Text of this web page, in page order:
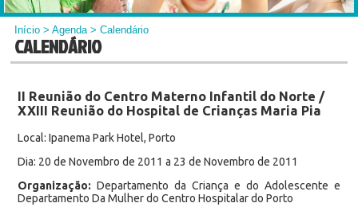
Início >Agenda> Calendário
CALENDÁRIO
II Reunião do Centro Materno Infantil do Norte /
XXIII Reunião do Hospital de Crianças Maria Pia
Local: Ipanema Park Hotel, Porto
Dia: 20 de Novembro de 2011 a 23 de Novembro de 2011
Organização: Departamento da Criança e do Adolescente e
Departamento Da Mulher do Centro Hospitalar do Porto